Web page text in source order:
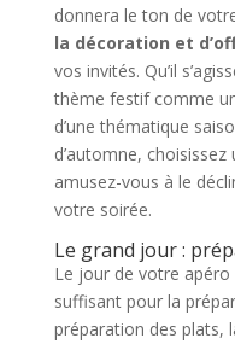
donnera le ton de
la décoration et
vos invités. Qu’il
thème festif comme
d’une thématique
d’automne,
amusez-vous à le
votre soirée.
Le grand jour :
Le jour de votre
suffisant pour la
préparation des plats,